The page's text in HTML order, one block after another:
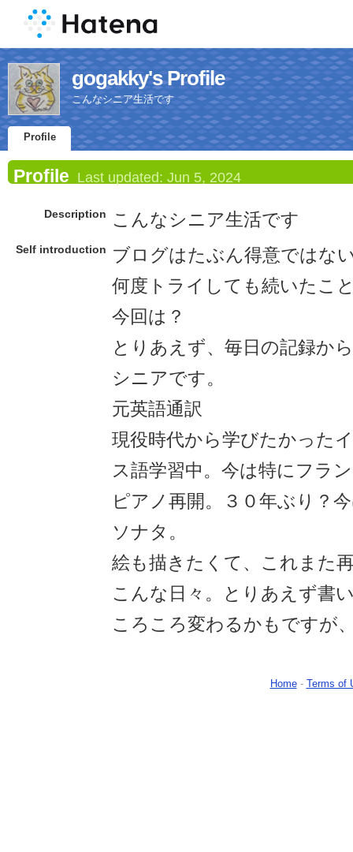
gogakky's Profile
こんなシニア生活です
Profile
Profile Last updated: Jun 5, 2024
Description こんなシニア生活です
Self introduction
ブログはたぶん得意ではな
何度トライしても続いたこ
今回は？
とりあえず、毎日の記録か
シニアです。
元英語通訳
現役時代から学びたかった
ス語学習中。今は特にフラ
ピアノ再開。３０年ぶり？
ソナタ。
絵も描きたくて、これまた
こんな日々。とりあえず書
ころころ変わるかもですが
Home- Terms of